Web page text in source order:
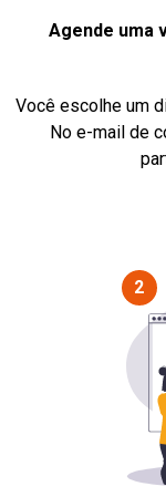
Agende uma
Você escolhe um
No e-mail de
2